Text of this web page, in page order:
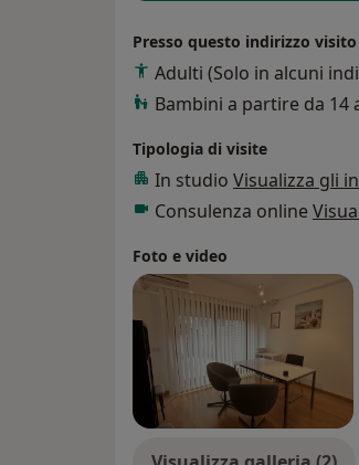
Presso questo indirizzo visito
Adulti (Solo in alcuni
Bambini a partire da 14
Tipologia di visite
In studio Visualizza gli
Consulenza online
Foto e video